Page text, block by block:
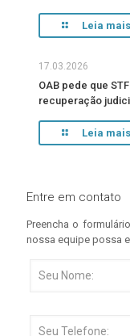
Leia mais
17.03.2026
OAB pede que
recuperação
Leia mais
Entre em contato
Preencha o
nossa equipe possa